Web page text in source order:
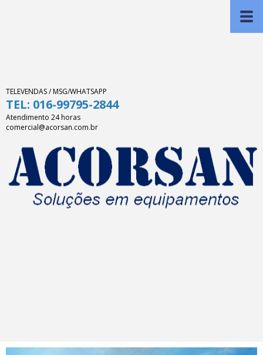
TELEVENDAS / MSG/WHATSAPP
TEL: 016-99795-2844
Atendimento 24 horas
comercial@acorsan.com.br